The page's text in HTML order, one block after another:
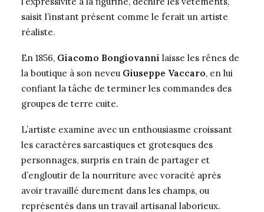
saisit l’instant présent comme le ferait un artiste
réaliste.
En 1856, Giacomo Bongiovanni laisse les rênes de
la boutique à son neveu Giuseppe Vaccaro, en lui
confiant la tâche de terminer les commandes des
groupes de terre cuite.
L’artiste examine avec un enthousiasme croissant
les caractères sarcastiques et grotesques des
personnages, surpris en train de partager et
d’engloutir de la nourriture avec voracité après
avoir travaillé durement dans les champs, ou
représentés dans un travail artisanal laborieux.